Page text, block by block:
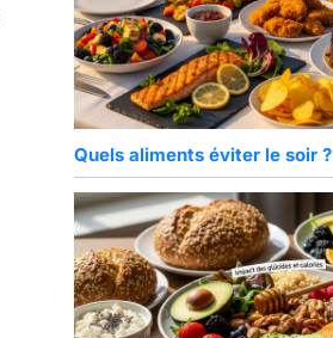
Quels aliments éviter le soir ?